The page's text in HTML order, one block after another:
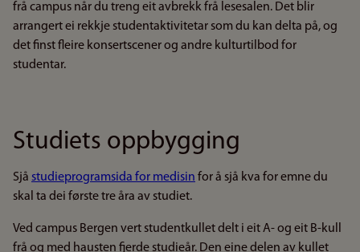
frå campus når du treng eit avbrekk frå lesesalen. Det blir
arrangert ei rekkje studentaktivitetar som du kan delta på, og
det finst fleire konsertscener og andre kulturtilbod for
studentar.
Studiets oppbygging
Sjå studieprogramsida for medisin for å sjå kva for emne du
skal ta dei første tre åra av studiet.
Ved campus Bergen vert studentkullet delt i eit A- og eit B-kull
frå og med hausten fjerde studieår. Den eine delen av kullet